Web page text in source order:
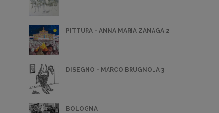
PITTURA - ANNA MARIA ZANAGA 2
DISEGNO - MARCO BRUGNOLA 3
BOLOGNA